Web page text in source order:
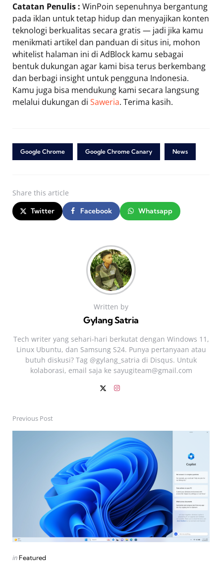
Catatan Penulis : WinPoin sepenuhnya bergantung
pada iklan untuk tetap hidup dan menyajikan konten
teknologi berkualitas secara gratis — jadi jika kamu
menikmati artikel dan panduan di situs ini, mohon
whitelist halaman ini di AdBlock kamu sebagai
bentuk dukungan agar kami bisa terus berkembang
dan berbagi insight untuk pengguna Indonesia.
Kamu juga bisa mendukung kami secara langsung
melalui dukungan di Saweria. Terima kasih.
Google Chrome Google Chrome Canary News
Share this article
Twitter Facebook Whatsapp
Written by
Gylang Satria
Tech writer yang sehari‑hari berkutat dengan Windows 11,
Linux Ubuntu, dan Samsung S24. Punya pertanyaan atau
butuh diskusi? Tag @gylang_satria di Disqus. Untuk
kolaborasi, email saja ke sayugiteam@gmail.com
PostPrevious Post
Posted
in Featured